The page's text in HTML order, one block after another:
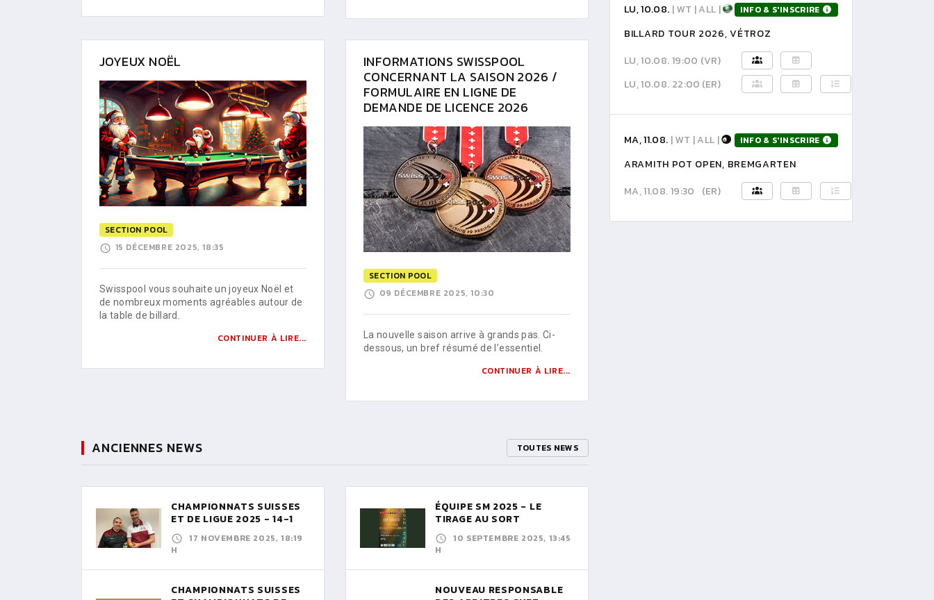
JOYEUX NOËL
SECTION POOL
15 DÉCEMBRE 2025, 18:35
Swisspool vous souhaite un joyeux Noël et
de nombreux moments agréables autour de
la table de billard.
CONTINUER À LIRE...
INFORMATIONS SWISSPOOL
CONCERNANT LA SAISON 2026 /
FORMULAIRE EN LIGNE DE
DEMANDE DE LICENCE 2026
SECTION POOL
09 DÉCEMBRE 2025, 10:30
La nouvelle saison arrive à grands pas. Ci-
dessous, un bref résumé de l’essentiel.
CONTINUER À LIRE...
ANCIENNES NEWS TOUTES NEWS
CHAMPIONNATS SUISSES
ET DE LIGUE 2025 - 14-1
17 NOVEMBRE 2025, 18:19
H
CHAMPIONNATS SUISSES
ÉQUIPE SM 2025 - LE
TIRAGE AU SORT
10 SEPTEMBRE 2025, 13:45
H
NOUVEAU RESPONSABLE
LU, 10.08. | WT | ALL | INFO & S'INSCRIRE
BILLARD TOUR 2026, VÉTROZ
LU, 10.08. 19:00 (VR)
LU, 10.08. 22:00 (ER)
MA, 11.08. | WT | ALL | INFO & S'INSCRIRE
ARAMITH POT OPEN, BREMGARTEN
MA, 11.08. 19:30
(ER)